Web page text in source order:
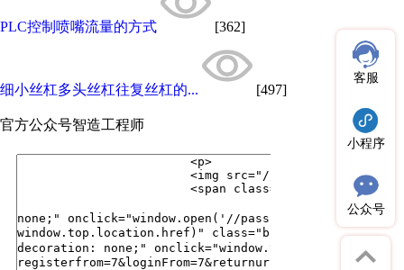
PLC控制喷嘴流量的方式 [362]
细小丝杠多头丝杠往复丝杠的... [497]
官方公众号智造工程师
客服
小程序
公众号